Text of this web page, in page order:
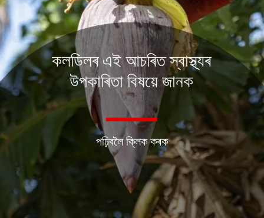
পঢ়িবলৈ ক্লিক কৰক
কলডিলৰ এই আচৰিত স্বাস্থ্যৰ
উপকাৰিতা বিষয়ে জানক